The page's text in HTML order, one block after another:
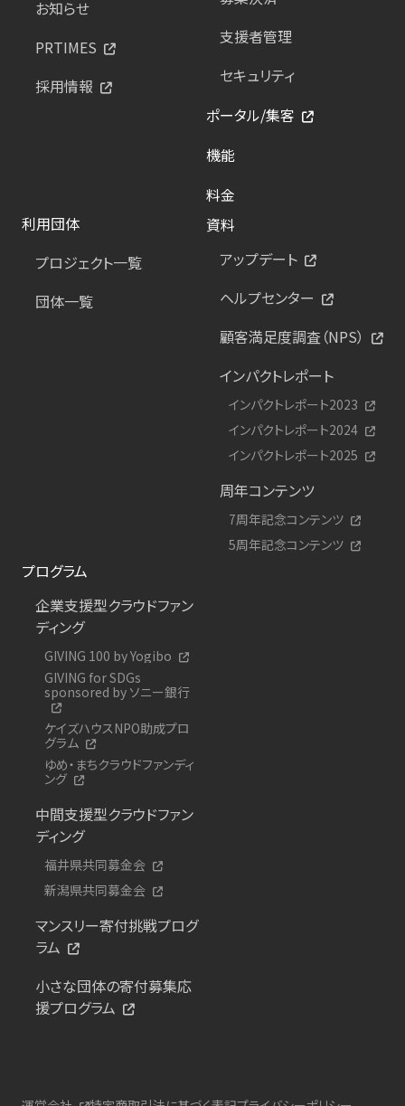
お知らせ
PRTIMES
採用情報
支援者管理
セキュリティ
ポータル/集客
機能
料金
利用団体
プロジェクト一覧
団体一覧
資料
アップデート
ヘルプセンター
顧客満足度調査（NPS）
インパクトレポート
インパクトレポート2023
インパクトレポート2024
インパクトレポート2025
周年コンテンツ
7周年記念コンテンツ
5周年記念コンテンツ
プログラム
企業支援型クラウドファン
ディング
GIVING 100 by Yogibo
GIVING for SDGs
sponsored by ソニー銀行
ケイズハウスNPO助成プロ
グラム
ゆめ・まちクラウドファンディ
ング
中間支援型クラウドファン
ディング
福井県共同募金会
新潟県共同募金会
マンスリー寄付挑戦プログ
ラム
小さな団体の寄付募集応
援プログラム